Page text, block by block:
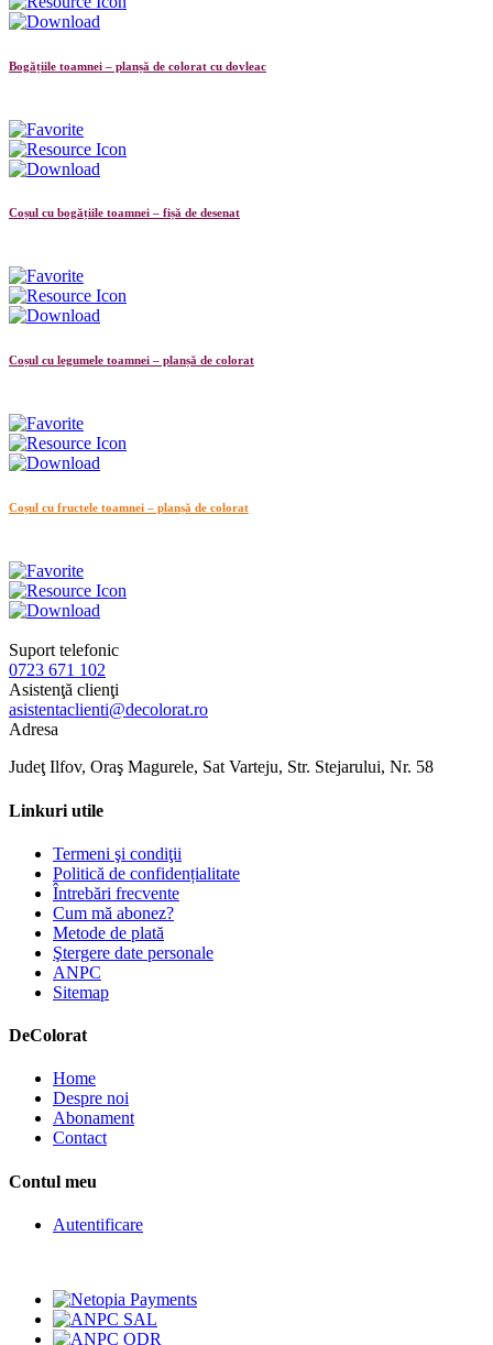
Bogățiile toamnei – planșă de colorat cu dovleac
Coșul cu bogățiile toamnei – fișă de desenat
Coșul cu legumele toamnei – planșă de colorat
Coșul cu fructele toamnei – planșă de colorat
Suport telefonic
0723 671 102
Asistenţă clienţi
asistentaclienti@decolorat.ro
Adresa
Judeţ Ilfov, Oraş Magurele, Sat Varteju, Str. Stejarului, Nr. 58
Linkuri utile
Termeni şi condiţii
Politică de confidențialitate
Întrebări frecvente
Cum mă abonez?
Metode de plată
Ştergere date personale
ANPC
Sitemap
DeColorat
Home
Despre noi
Abonament
Contact
Contul meu
Autentificare